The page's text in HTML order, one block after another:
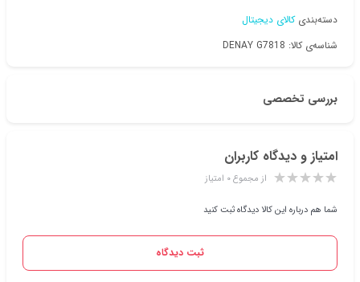
دسته‌بندی کالای دیجیتال
شناسه‌ی کالا: DENAY G7818
بررسی تخصصی
امتیاز و دیدگاه کاربران
از مجموع ۰ امتیاز
شما هم درباره این کالا دیدگاه ثبت کنید
ثبت دیدگاه